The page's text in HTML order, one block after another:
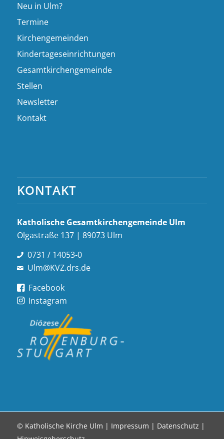
Neu in Ulm?
Termine
Kirchengemeinden
Kindertageseinrichtungen
Gesamtkirchengemeinde
Stellen
Newsletter
Kontakt
KONTAKT
Katholische Gesamt­kirchen­gemeinde Ulm
Olgastraße 137 | 89073 Ulm
0731 / 14053-0
Ulm@KVZ.drs.de
Facebook
Instagram
© Katholische Kirche Ulm | Impressum | Datenschutz |